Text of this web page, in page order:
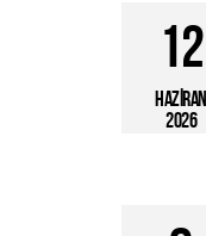
12
HAZİRAN
2026